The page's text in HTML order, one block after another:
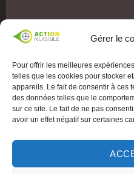
Gérer le
Pour offrir les meilleures
telles que les cookies pour stocker
appareils. Le fait de consentir à ces
des données telles que le
sur ce site. Le fait de ne pas
avoir un effet négatif sur certaines